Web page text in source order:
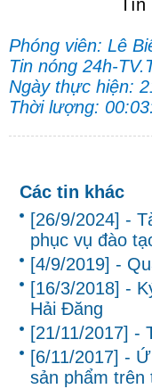
Tín
Phóng viên: Lê
Tin nóng 24h-
Ngày thực hiện:
Thời lượng:
Các tin khác
[26/9/2024] -
phục vụ đào
[4/9/2019] -
[16/3/2018] -
Hải Đăng
[21/11/2017] -
[6/11/2017] -
sản phẩm trên